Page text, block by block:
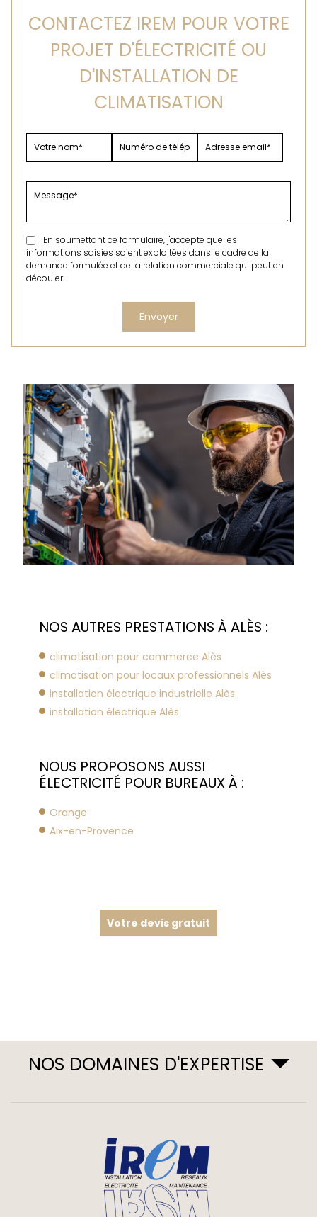
CONTACTEZ IREM POUR VOTRE
PROJET D'ÉLECTRICITÉ OU
D'INSTALLATION DE
CLIMATISATION
En soumettant ce formulaire, j'accepte que les
informations saisies soient exploitées dans le cadre de la
demande formulée et de la relation commerciale qui peut en
découler.
NOS AUTRES PRESTATIONS À ALÈS :
climatisation pour commerce Alès
climatisation pour locaux professionnels Alès
installation électrique industrielle Alès
installation électrique Alès
NOUS PROPOSONS AUSSI
ÉLECTRICITÉ POUR BUREAUX À :
Orange
Aix-en-Provence
Votre devis gratuit
NOS DOMAINES D'EXPERTISE